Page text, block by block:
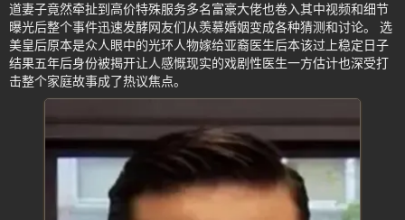
道妻子竟然牵扯到高价特殊服务多名富豪大佬也卷入其中视频和细节
曝光后整个事件迅速发酵网友们从羡慕婚姻变成各种猜测和讨论。 选
美皇后原本是众人眼中的光环人物嫁给亚裔医生后本该过上稳定日子
结果五年后身份被揭开让人感慨现实的戏剧性医生一方估计也深受打
击整个家庭故事成了热议焦点。